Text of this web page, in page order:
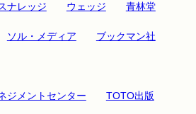
ナレッジ ウェッジ 青林堂
ソル・メディア ブックマン社
ジメントセンター TOTO出版